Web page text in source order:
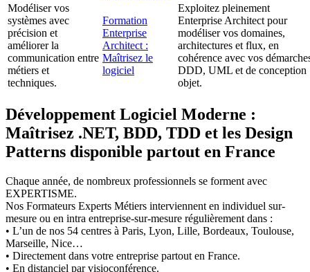
Modéliser vos
systèmes avec
précision et
améliorer la
communication entre
métiers et
techniques.
Formation
Enterprise
Architect :
Maîtrisez le
logiciel
Exploitez pleinement
Enterprise Architect pour
modéliser vos domaines,
architectures et flux, en
cohérence avec vos
DDD, UML et de conception
objet.
Développement Logiciel Moderne :
Maîtrisez .NET, BDD, TDD et les Design
Patterns disponible partout en France
Chaque année, de nombreux professionnels se forment avec
EXPERTISME.
Nos Formateurs Experts Métiers interviennent en individuel sur-
mesure ou en intra entreprise-sur-mesure régulièrement dans :
• L’un de nos 54 centres à Paris, Lyon, Lille, Bordeaux, Toulouse,
Marseille, Nice…
• Directement dans votre entreprise partout en France.
• En distanciel par visioconférence.